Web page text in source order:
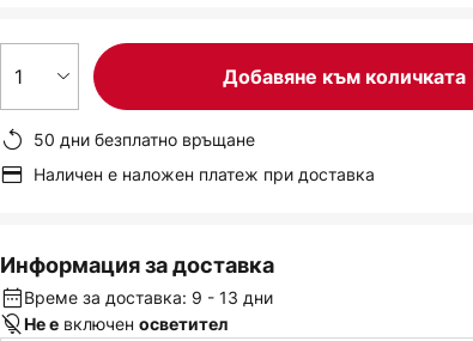
1 Добавяне към количката
50 дни безплатно връщане
Наличен е наложен платеж при доставка
Информация за доставка
Време за доставка: 9 - 13 дни
Не е включеносветител